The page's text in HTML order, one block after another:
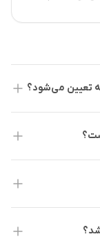
امضای اتوماتیک
امنیت شبکه توکن فن سانتوس اف‌سی (SANTOS) تحت نظارت
پلتفرم بایننس قرار دارد. این توکن در اوایل دسامبر ۲۰۲۱ به عنوان
تعیین می‌شود؟